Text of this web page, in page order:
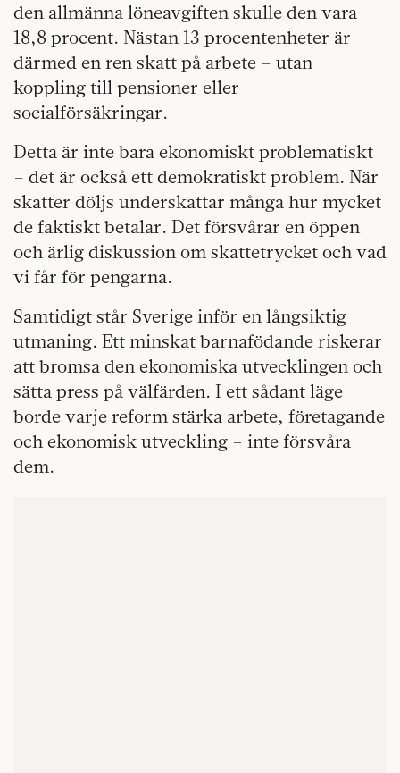
den allmänna löneavgiften skulle den vara
18,8 procent. Nästan 13 procentenheter är
därmed en ren skatt på arbete – utan
koppling till pensioner eller
socialförsäkringar.
Detta är inte bara ekonomiskt problematiskt
– det är också ett demokratiskt problem. När
skatter döljs underskattar många hur mycket
de faktiskt betalar. Det försvårar en öppen
och ärlig diskussion om skattetrycket och vad
vi får för pengarna.
Samtidigt står Sverige inför en långsiktig
utmaning. Ett minskat barnafödande riskerar
att bromsa den ekonomiska utvecklingen och
sätta press på välfärden. I ett sådant läge
borde varje reform stärka arbete, företagande
och ekonomisk utveckling – inte försvåra
dem.